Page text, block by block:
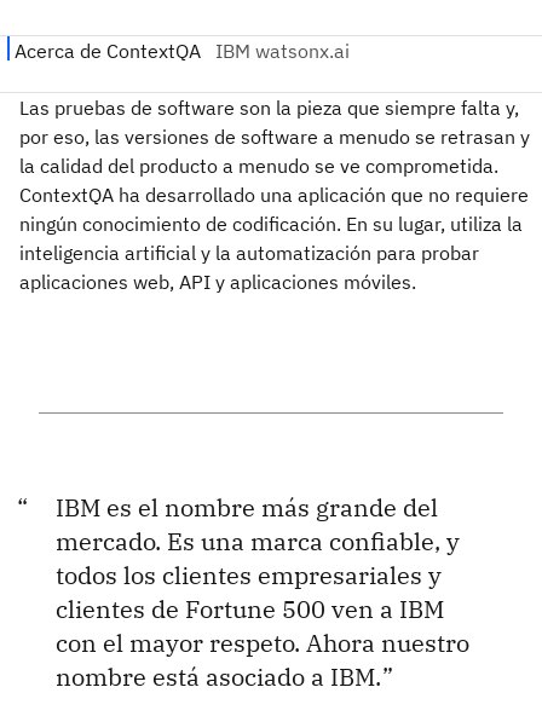
Las pruebas de software son la pieza que siempre falta y,
por eso, las versiones de software a menudo se retrasan y
la calidad del producto a menudo se ve comprometida.
ContextQA ha desarrollado una aplicación que no requiere
ningún conocimiento de codificación. En su lugar, utiliza la
inteligencia artificial y la automatización para probar
aplicaciones web, API y aplicaciones móviles.
IBM es el nombre más grande del
mercado. Es una marca confiable, y
todos los clientes empresariales y
clientes de Fortune 500 ven a IBM
con el mayor respeto. Ahora nuestro
nombre está asociado a IBM.